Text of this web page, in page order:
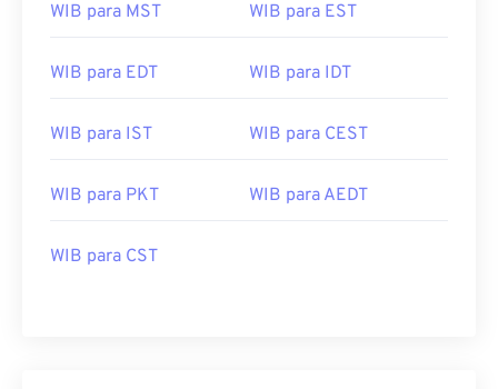
WIB para MST WIB para EST
WIB para EDT WIB para IDT
WIB para IST WIB para CEST
WIB para PKT WIB para AEDT
WIB para CST